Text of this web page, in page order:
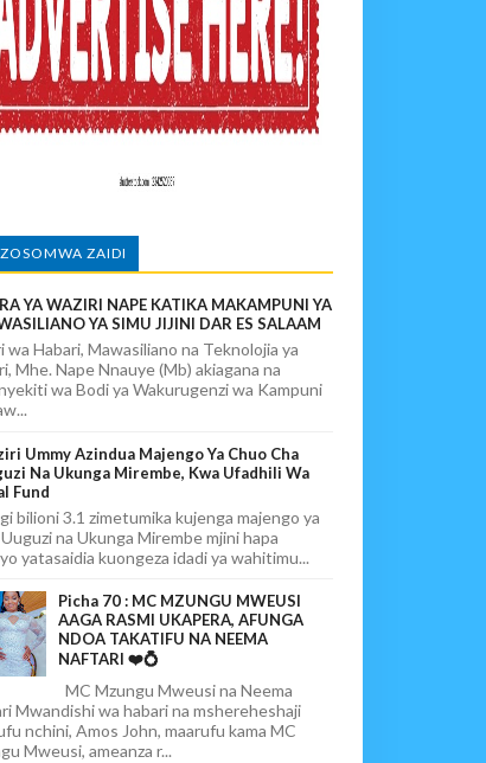
ZAIDI
YA WAZIRI NAPE KATIKA MAKAMPUNI YA
YA SIMU JIJINI DAR ES SALAAM
wa Habari, Mawasiliano na Teknolojia ya
Mhe. Nape Nnauye (Mb) akiagana na
wa Bodi ya Wakurugenzi wa Kampuni
Ummy Azindua Majengo Ya Chuo Cha
Na Ukunga Mirembe, Kwa Ufadhili Wa
Fund
bilioni 3.1 zimetumika kujenga majengo ya
na Ukunga Mirembe mjini hapa
yatasaidia kuongeza idadi ya wahitimu...
Picha 70 : MC MZUNGU MWEUSI
AAGA RASMI UKAPERA, AFUNGA
NDOA TAKATIFU NA NEEMA
NAFTARI ❤️💍
MC Mzungu Mweusi na Neema
Mwandishi wa habari na mshereheshaji
nchini, Amos John, maarufu kama MC
Mweusi, ameanza r...